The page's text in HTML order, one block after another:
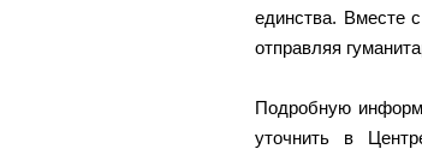
единства. Вместе
отправляя
Подробную
уточнить в